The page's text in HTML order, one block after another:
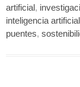
artificial ,
inteligencia artificial
puentes,